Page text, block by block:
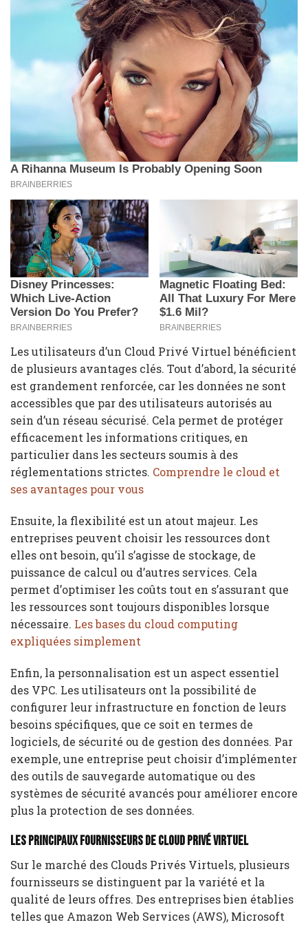
Les utilisateurs d’un Cloud Privé Virtuel bénéficient
de plusieurs avantages clés. Tout d’abord, la sécurité
est grandement renforcée, car les données ne sont
accessibles que par des utilisateurs autorisés au
sein d’un réseau sécurisé. Cela permet de protéger
efficacement les informations critiques, en
particulier dans les secteurs soumis à des
réglementations strictes. Comprendre le cloud et
ses avantages pour vous
Ensuite, la flexibilité est un atout majeur. Les
entreprises peuvent choisir les ressources dont
elles ont besoin, qu’il s’agisse de stockage, de
puissance de calcul ou d’autres services. Cela
permet d’optimiser les coûts tout en s’assurant que
les ressources sont toujours disponibles lorsque
nécessaire. Les bases du cloud computing
expliquées simplement
Enfin, la personnalisation est un aspect essentiel
des VPC. Les utilisateurs ont la possibilité de
configurer leur infrastructure en fonction de leurs
besoins spécifiques, que ce soit en termes de
logiciels, de sécurité ou de gestion des données. Par
exemple, une entreprise peut choisir d’implémenter
des outils de sauvegarde automatique ou des
systèmes de sécurité avancés pour améliorer encore
plus la protection de ses données.
Les principaux fournisseurs de Cloud Privé Virtuel
Sur le marché des Clouds Privés Virtuels, plusieurs
fournisseurs se distinguent par la variété et la
qualité de leurs offres. Des entreprises bien établies
telles que Amazon Web Services (AWS), Microsoft